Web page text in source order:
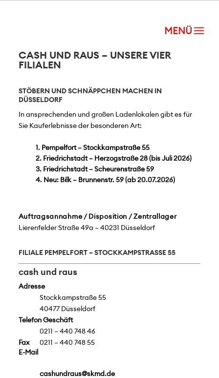
CASH UND RAUS – UNSERE VIER
FILIALEN
STÖBERN UND SCHNÄPPCHEN MACHEN IN
DÜSSELDORF
In ansprechenden und großen Ladenlokalen gibt es für
Sie Kauferlebnisse der besonderen Art:
Pempelfort – Stockkampstraße 55
Friedrichstadt – Herzogstraße 28 (bis Juli 2026)
Friedrichstadt – Scheurenstraße 59
Neu: Bilk – Brunnenstr. 59 (ab 20.07.2026)
Auftragsannahme / Disposition /Zentrallager
Lierenfelder Straße 49a – 40231 Düsseldorf
FILIALE PEMPELFORT – STOCKKAMPSTRASSE 55
cash und raus
Adresse
Stockkampstraße 55
40477 Düsseldorf
Telefon Geschäft
0211 – 440 748 46
Fax
0211 – 440 748 55
E-Mail
cashundraus@skmd.de